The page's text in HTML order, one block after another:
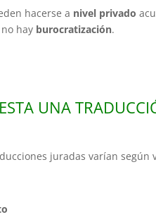
hacerse a nivel privado
hay burocratización.
UNA
juradas varían según